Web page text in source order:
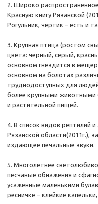
2. Широко распространенное
Красную книгу Рязанской
Рогульник, чертик – есть и
3. Крупная птица (ростом
цвета: черный, серый,
основном гнездится в
основном на болотах
труднодоступных для
более крупными
и растительной пищей.
4. В список видов рептилий
Рязанской области(2011г.),
издающее печальные звуки.
5. Многолетнее
песчаные обнажения и
усаженные маленькими
ресничке – клейкие